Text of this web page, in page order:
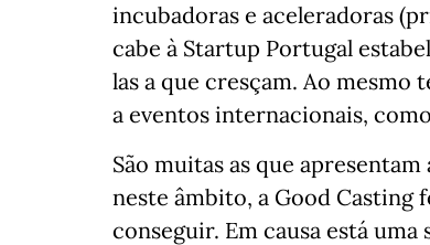
incubadoras e aceleradoras
cabe à Startup Portugal
las a que cresçam. Ao
a eventos internacionais,
São muitas as que
neste âmbito, a Good Casting
conseguir. Em causa está